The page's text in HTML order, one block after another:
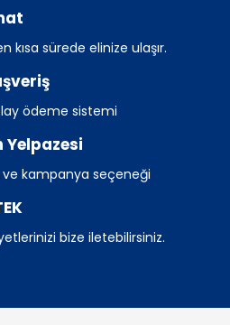
kısa sürede elinize ulaşır.
ödeme sistemi
Yelpazesi
kampanya seçeneği
bize iletebilirsiniz.